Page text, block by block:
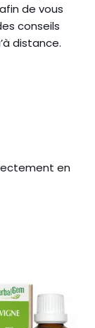
de vous
conseils
distance.
en